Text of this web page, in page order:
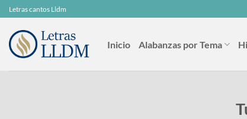
Skip
to
content
Letras cantos Lldm
Inicio Alabanzas por Tema